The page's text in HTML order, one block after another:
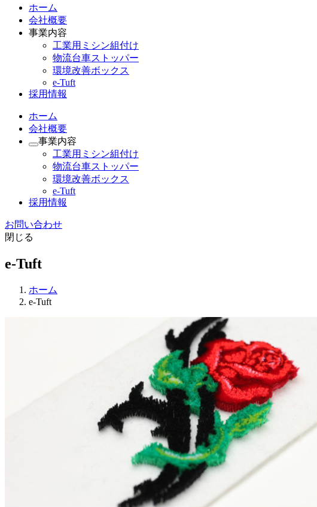
ホーム
会社概要
事業内容
工業用ミシン組付け
物流台車ストッパー
環境改善ボックス
e-Tuft
採用情報
ホーム
会社概要
事業内容
工業用ミシン組付け
物流台車ストッパー
環境改善ボックス
e-Tuft
採用情報
お問い合わせ
閉じる
e-Tuft
ホーム
e-Tuft